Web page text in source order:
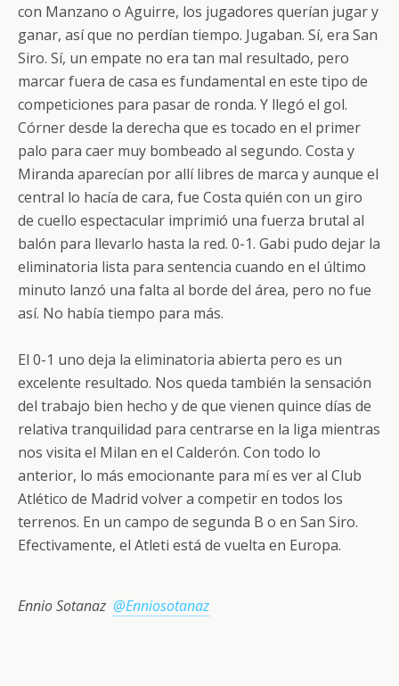
con Manzano o Aguirre, los jugadores querían jugar y
ganar, así que no perdían tiempo. Jugaban. Sí, era San
Siro. Sí, un empate no era tan mal resultado, pero
marcar fuera de casa es fundamental en este tipo de
competiciones para pasar de ronda. Y llegó el gol.
Córner desde la derecha que es tocado en el primer
palo para caer muy bombeado al segundo. Costa y
Miranda aparecían por allí libres de marca y aunque el
central lo hacía de cara, fue Costa quién con un giro
de cuello espectacular imprimió una fuerza brutal al
balón para llevarlo hasta la red. 0-1. Gabi pudo dejar la
eliminatoria lista para sentencia cuando en el último
minuto lanzó una falta al borde del área, pero no fue
así. No había tiempo para más.
El 0-1 uno deja la eliminatoria abierta pero es un
excelente resultado. Nos queda también la sensación
del trabajo bien hecho y de que vienen quince días de
relativa tranquilidad para centrarse en la liga mientras
nos visita el Milan en el Calderón. Con todo lo
anterior, lo más emocionante para mí es ver al Club
Atlético de Madrid volver a competir en todos los
terrenos. En un campo de segunda B o en San Siro.
Efectivamente, el Atleti está de vuelta en Europa.
Ennio Sotanaz @Enniosotanaz